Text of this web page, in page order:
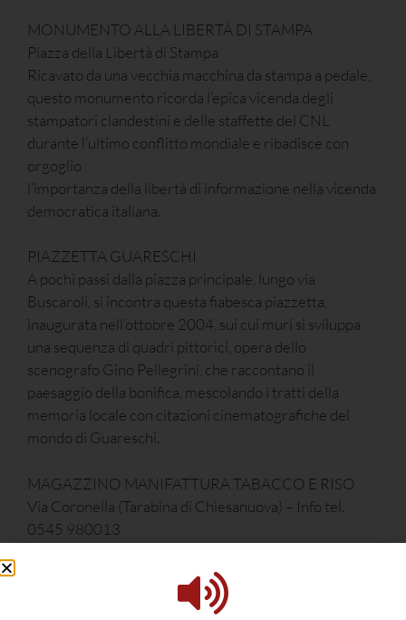
MONUMENTO ALLA LIBERTÀ DI STAMPA
Piazza della Libertà di Stampa
Ricavato da una vecchia macchina da stampa a pedale,
questo monumento ricorda l’epica vicenda degli
stampatori clandestini e delle staffette del CNL
durante l’ultimo conflitto mondiale e ribadisce con
orgoglio
l’importanza della libertà di informazione nella vicenda
democratica italiana.
PIAZZETTA GUARESCHI
A pochi passi dalla piazza principale, lungo via
Buscaroli, si incontra questa fiabesca piazzetta,
inaugurata nell’ottobre 2004, sui cui muri si sviluppa
una sequenza di quadri pittorici, opera dello
scenografo Gino Pellegrini, che raccontano il
paesaggio della bonifica, mescolando i tratti della
memoria locale con citazioni cinematografiche del
mondo di Guareschi.
MAGAZZINO MANIFATTURA TABACCO E RISO
Via Coronella (Tarabina di Chiesanuova) – Info tel.
0545 980013
d’obbligo una visita a questo antico edificio, che appare
già nelle carte del catasto del Regno d’Italia, la cui